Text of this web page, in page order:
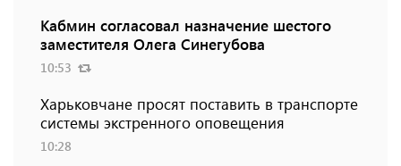
Кабмин согласовал назначение шестого
заместителя Олега Синегубова
10:53
Харьковчане просят поставить в транспорте
системы экстренного оповещения
10:28